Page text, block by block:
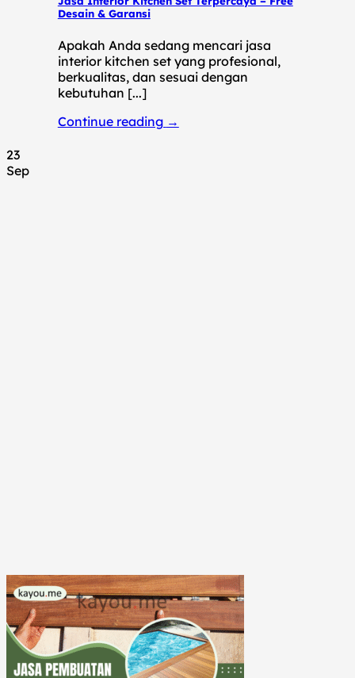
Desain & Garansi
Apakah Anda sedang mencari jasa
interior kitchen set yang profesional,
berkualitas, dan sesuai dengan
kebutuhan [...]
Continue reading →
23
Sep